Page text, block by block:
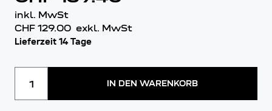
inkl. MwSt
CHF 129.00 exkl. MwSt
Lieferzeit 14 Tage
IN DEN WARENKORB